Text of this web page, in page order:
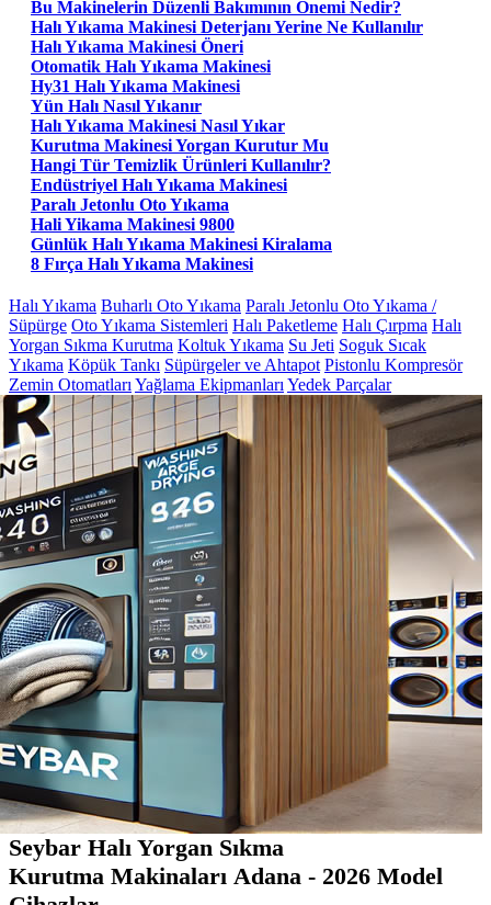
Bu Makinelerin Düzenli Bakımının Önemi Nedir?
Halı Yıkama Makinesi Deterjanı Yerine Ne Kullanılır
Halı Yıkama Makinesi Öneri
Otomatik Halı Yıkama Makinesi
Hy31 Halı Yıkama Makinesi
Yün Halı Nasıl Yıkanır
Halı Yıkama Makinesi Nasıl Yıkar
Kurutma Makinesi Yorgan Kurutur Mu
Hangi Tür Temizlik Ürünleri Kullanılır?
Endüstriyel Halı Yıkama Makinesi
Paralı Jetonlu Oto Yıkama
Hali Yikama Makinesi 9800
Günlük Halı Yıkama Makinesi Kiralama
8 Fırça Halı Yıkama Makinesi
Halı Yıkama Buharlı Oto Yıkama Paralı Jetonlu Oto Yıkama /
Süpürge Oto Yıkama Sistemleri Halı Paketleme Halı Çırpma Halı
Yorgan Sıkma Kurutma Koltuk Yıkama Su Jeti Soguk Sıcak
Yıkama Köpük Tankı Süpürgeler ve Ahtapot Pistonlu Kompresör
Zemin Otomatları Yağlama Ekipmanları Yedek Parçalar
Seybar Halı Yorgan Sıkma
Kurutma Makinaları Adana - 2026 Model